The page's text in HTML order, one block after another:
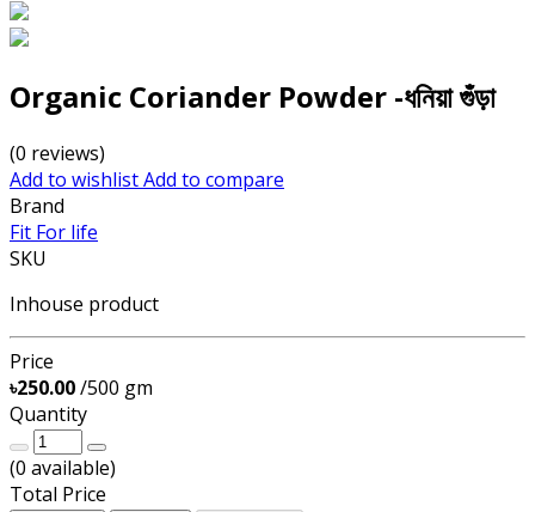
Organic Coriander Powder -ধনিয়া গুঁড়া
(0 reviews)
Add to wishlistAdd to compare
Brand
Fit For life
SKU
Inhouse product
Price
৳250.00/500 gm
Quantity
(0 available)
Total Price